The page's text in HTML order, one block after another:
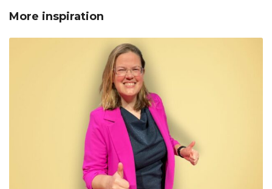
More inspiration